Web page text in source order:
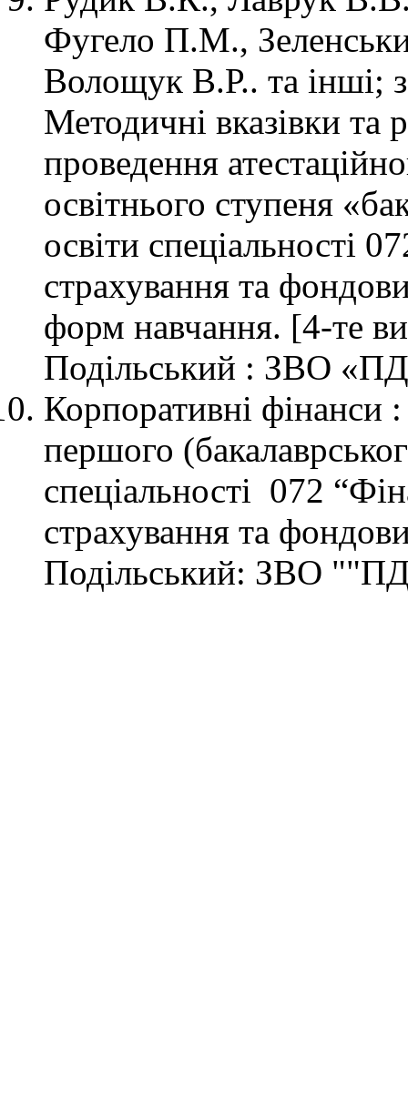
Фугело П.М.,
Волощук В.Р.. та інші;
Методичні вказівки та
проведення
освітнього ступеня
освіти спеціальності
страхування та
форм навчання. [4-те
Подільський : ЗВО
Корпоративні фінанси :
першого
спеціальності 072
страхування та
Подільський: ЗВО